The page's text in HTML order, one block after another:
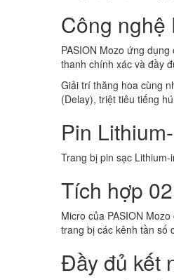
Công nghệ
PASION Mozo ứng
thanh chính xác và đầy
Giải trí thăng hoa cùng
(Delay), triệt tiêu tiếng
Pin
Trang bị pin sạc
Tích hợp
Micro của PASION
trang bị các kênh tần số
Đầy đủ kết